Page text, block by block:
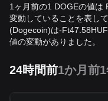
1ヶ月前の1 DOGEの値は
変動していることを表し
(Dogecoin)は-Ft47.58HUF
値の変動がありました。
24時間前1か月前